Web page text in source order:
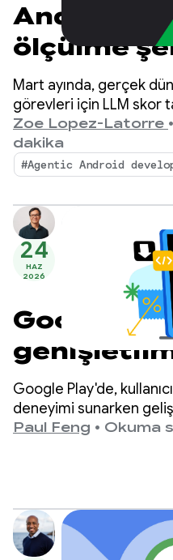
Android
ölçülme
gelişmesi:
Bench'te
dönem
Mart ayında, gerçek
görevleri için LLM skor
Bench'i tanıtmıştık. O
modelleri
boyutlarını skor
bildirimleriniz
ölçütünü geliştirdik.
Zoe Lopez-Latorre •
dakika
#Agentic Android
24
HAZ
2026
Google
seçeneği
düşük
Google Play'de,
deneyimi sunarken
için gerekli araçlara ve
Paul Feng • Okuma